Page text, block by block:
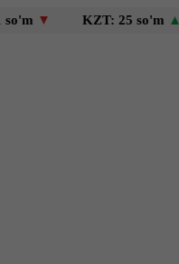
KZT: 25 so'm ▲